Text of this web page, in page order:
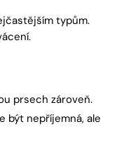
typům.
prsech zároveň.
být nepříjemná, ale